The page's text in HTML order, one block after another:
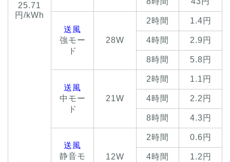
25.71
円/kWh
送風
強モー
ド
28W
2時間 1.4円
4時間 2.9円
8時間 5.8円
送風
中モー
ド
21W
2時間 1.1円
4時間 2.2円
8時間 4.3円
送風
静音モ
12W
2時間 0.6円
4時間 1.2円